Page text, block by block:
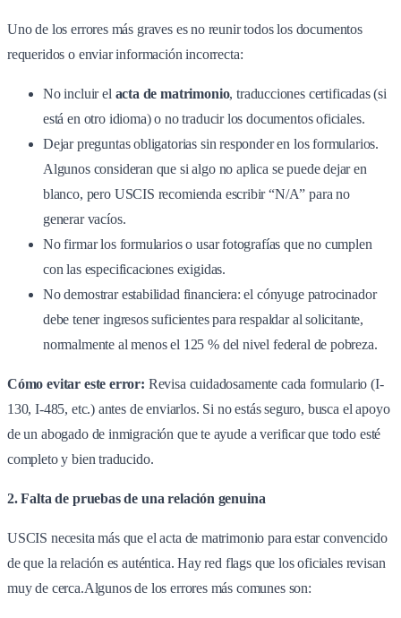
Uno de los errores más graves es no reunir todos los documentos
requeridos o enviar información incorrecta:
No incluir el acta de matrimonio, traducciones certificadas (si
está en otro idioma) o no traducir los documentos oficiales.
Dejar preguntas obligatorias sin responder en los formularios.
Algunos consideran que si algo no aplica se puede dejar en
blanco, pero USCIS recomienda escribir “N/A” para no
generar vacíos.
No firmar los formularios o usar fotografías que no cumplen
con las especificaciones exigidas.
No demostrar estabilidad financiera: el cónyuge patrocinador
debe tener ingresos suficientes para respaldar al solicitante,
normalmente al menos el 125 % del nivel federal de pobreza.
Cómo evitar este error: Revisa cuidadosamente cada formulario (I-
130, I-485, etc.) antes de enviarlos. Si no estás seguro, busca el apoyo
de un abogado de inmigración que te ayude a verificar que todo esté
completo y bien traducido.
2. Falta de pruebas de una relación genuina
USCIS necesita más que el acta de matrimonio para estar convencido
de que la relación es auténtica. Hay red flags que los oficiales revisan
muy de cerca.Algunos de los errores más comunes son: